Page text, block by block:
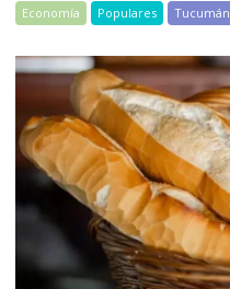
Economía Populares Tucumán